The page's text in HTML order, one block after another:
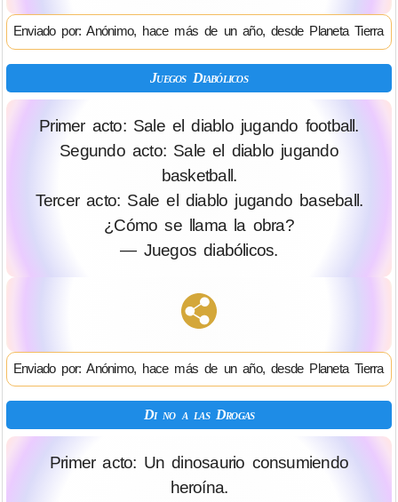
Enviado por: Anónimo, hace más de un año, desde Planeta Tierra
Juegos Diabólicos
Primer acto: Sale el diablo jugando football.
Segundo acto: Sale el diablo jugando
basketball.
Tercer acto: Sale el diablo jugando baseball.
¿Cómo se llama la obra?
— Juegos diabólicos.
Enviado por: Anónimo, hace más de un año, desde Planeta Tierra
Di no a las Drogas
Primer acto: Un dinosaurio consumiendo
heroína.